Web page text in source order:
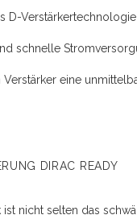
D-
schnelle
eine
DIRAC READY
ist nicht selten das